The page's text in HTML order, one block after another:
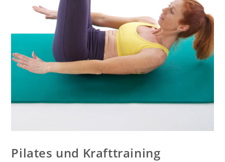
Pilates und Krafttraining